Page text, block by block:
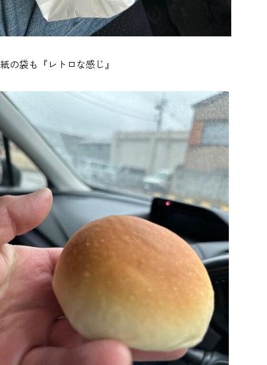
紙の袋も『レトロな感じ』